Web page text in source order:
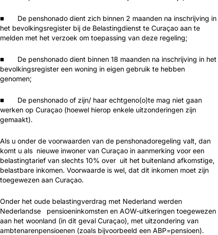
■ De penshonado dient zich binnen 2 maanden na inschrijving in
het bevolkingsregister bij de Belastingdienst te Curaçao aan te
melden met het verzoek om toepassing van deze regeling;
■ De penshonado dient binnen 18 maanden na inschrijving in het
bevolkingsregister een woning in eigen gebruik te hebben
genomen;
■ De penshonado of zijn/ haar echtgeno(o)te mag niet gaan
werken op Curaçao (hoewel hierop enkele uitzonderingen zijn
gemaakt).
Als u onder de voorwaarden van de penshonadoregeling valt, dan
komt u als nieuwe inwoner van Curaçao in aanmerking voor een
belastingtarief van slechts 10% over uit het buitenland afkomstige,
belastbare inkomen. Voorwaarde is wel, dat dit inkomen moet zijn
toegewezen aan Curaçao.
Onder het oude belastingverdrag met Nederland werden
Nederlandse pensioeninkomsten en AOW-uitkeringen toegewezen
aan het woonland (in dit geval Curaçao), met uitzondering van
ambtenarenpensioenen (zoals bijvoorbeeld een ABP=pensioen).